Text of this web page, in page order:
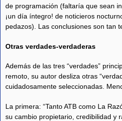
de programación (faltaría que sean
¡un día íntegro! de noticieros
pedazos). Las conclusiones son tan
Otras verdades-verdaderas
Además de las tres “verdades”
remoto, su autor desliza otras
cuidadosamente seleccionadas.
La primera: “Tanto ATB como La
su cambio propietario, credibilidad y